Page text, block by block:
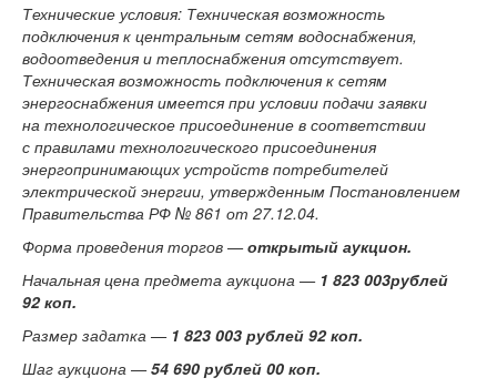
Технические условия: Техническая возможность
подключения к центральным сетям водоснабжения,
водоотведения и теплоснабжения отсутствует.
Техническая возможность подключения к сетям
энергоснабжения имеется при условии подачи заявки
на технологическое присоединение в соответствии
с правилами технологического присоединения
энергопринимающих устройств потребителей
электрической энергии, утвержденным Постановлением
Правительства РФ № 861 от 27.12.04.
Форма проведения торгов —открытый аукцион.
Начальная цена предмета аукциона — 1 823 003рублей
92 коп.
Размер задатка — 1 823 003 рублей 92 коп.
Шаг аукциона —54 690 рублей 00 коп.